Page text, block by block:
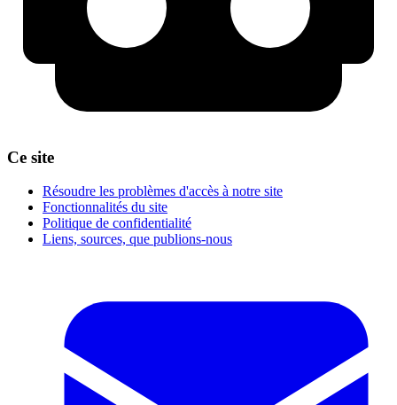
Ce site
Résoudre les problèmes d'accès à notre site
Fonctionnalités du site
Politique de confidentialité
Liens, sources, que publions-nous